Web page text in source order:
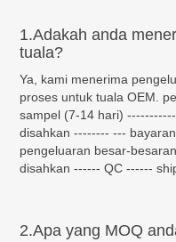
1.Adakah anda
tuala?
Ya, kami menerima
proses untuk tuala OEM.
sampel (7-14 hari)
disahkan -------- ---
pengeluaran besar-
disahkan ------ QC ------
2.Apa yang MOQ